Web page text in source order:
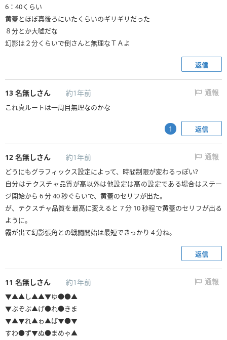
6：40くらい
黄蓋とほぼ真後ろにいたくらいのギリギリだった
８分とか大嘘だな
幻影は２分くらいで倒さんと無理なＴＡよ
返信
13 名無しさん 約1年前 通報
これ真ルートは一周目無理なのかな
返信
1
12 名無しさん 約1年前 通報
どうにもグラフィックス設定によって、時間制限が変わるっぽい?
自分はテクスチャ品質が高以外は他設定は高の設定である場合はステー
ジ開始から 6 分 40 秒ぐらいで、黄蓋のセリフが出た。
が、テクスチャ品質を最高に変えると 7 分 10 秒程で黄蓋のセリフが出る
ように。
霧が出て幻影張角との戦闘開始は最短できっかり 4 分ね。
返信
11 名無しさん 約1年前 通報
▼▲▲し▲▲▼ゆ●●▲
▼ぷぞぷ▲げ●れ●きま
▼▲▼れ▲ゎ▲ぱ▼●▼
すわ●ず▼ぬ●まめゃ▲